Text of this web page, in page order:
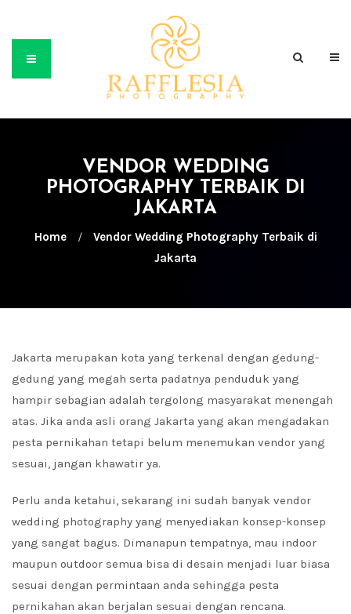
VENDOR WEDDING
PHOTOGRAPHY TERBAIK DI
JAKARTA
Home /
Vendor Wedding Photography Terbaik di
Jakarta
Jakarta merupakan kota yang terkenal dengan gedung-
gedung yang megah serta padatnya penduduk yang
hampir sebagian adalah tergolong masyarakat menengah
atas. Jika anda asli orang Jakarta yang akan mengadakan
pesta pernikahan tetapi belum menemukan vendor yang
sesuai, jangan khawatir ya.
Perlu anda ketahui, sekarang ini sudah banyak vendor
wedding photography yang menyediakan konsep-konsep
yang sangat bagus. Dimanapun tempatnya, mau indoor
maupun outdoor semua bisa di desain menjadi luar biasa
sesuai dengan permintaan anda sehingga pesta
pernikahan akan berjalan sesuai dengan rencana.